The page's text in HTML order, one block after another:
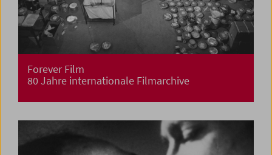
Forever Film
80 Jahre internationale Filmarchive